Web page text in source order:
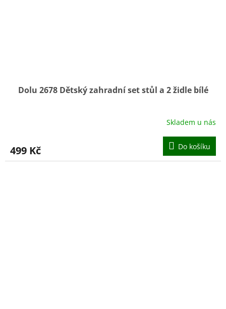
Dolu 2678 Dětský zahradní set stůl a 2 židle bílé
Skladem u nás
499 Kč Do košíku